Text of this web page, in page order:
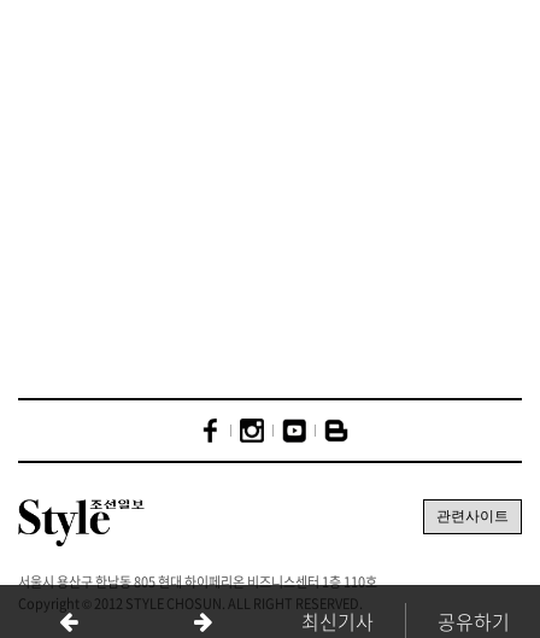
서울시 용산구 한남동 805 현대 하이페리온 비즈니스센터 1층 110호
Copyright © 2012 STYLE CHOSUN. ALL RIGHT RESERVED.
최신기사 공유하기